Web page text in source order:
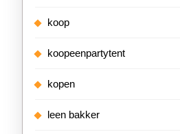
koop
koopeenpartytent
kopen
leen bakker